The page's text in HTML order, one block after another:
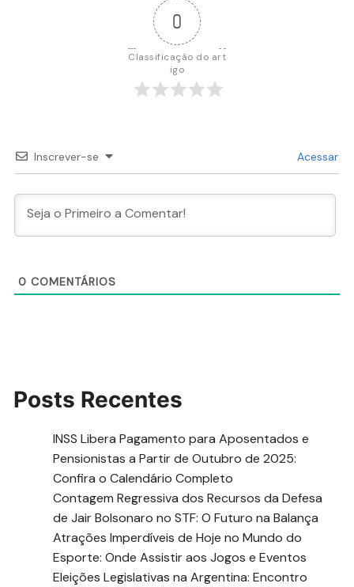
0
Classificação do art
igo
Inscrever-se Acessar
0 COMENTÁRIOS
Posts Recentes
INSS Libera Pagamento para Aposentados e
Pensionistas a Partir de Outubro de 2025:
Confira o Calendário Completo
Contagem Regressiva dos Recursos da Defesa
de Jair Bolsonaro no STF: O Futuro na Balança
Atrações Imperdíveis de Hoje no Mundo do
Esporte: Onde Assistir aos Jogos e Eventos
Eleições Legislativas na Argentina: Encontro